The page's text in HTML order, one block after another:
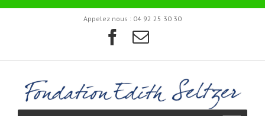
Appelez nous : 04 92 25 30 30